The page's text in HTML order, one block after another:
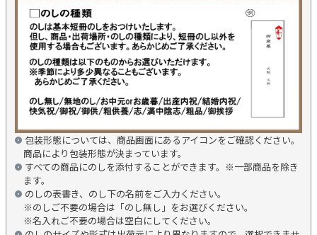
包装形態については、商品画面にあるアイコンをご確認ください。
商品により包装形態が決まっています。
すべての商品にのしを添付することができます。※一部商品を除き
ます。
のしの表書き、のし下の名前をご入力ください。
※のしご不要の場合は「のし無し」をお選びください。
※名入れご不要の場合は空白にしてください。